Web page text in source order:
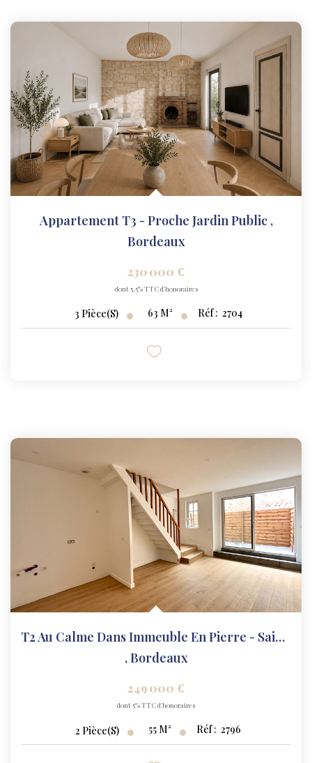
Appartement T3 - Proche Jardin Public ,
Bordeaux
230 000 €
dont 5,5% TTC d'honoraires
3 Pièce(s) 63 M² Réf : 2704
T2 Au Calme Dans Immeuble En Pierre - Saint-Michel
,Bordeaux
249 000 €
dont 5% TTC d'honoraires
2 Pièce(s) 55 M² Réf : 2796